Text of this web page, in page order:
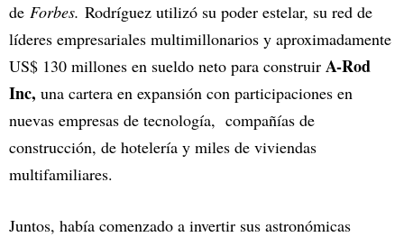
de Forbes. Rodríguez utilizó su poder estelar, su red de
líderes empresariales multimillonarios y aproximadamente
US$ 130 millones en sueldo neto para construir A-Rod
Inc, una cartera en expansión con participaciones en
nuevas empresas de tecnología, compañías de
construcción, de hotelería y miles de viviendas
multifamiliares.
Juntos, había comenzado a invertir sus astronómicas